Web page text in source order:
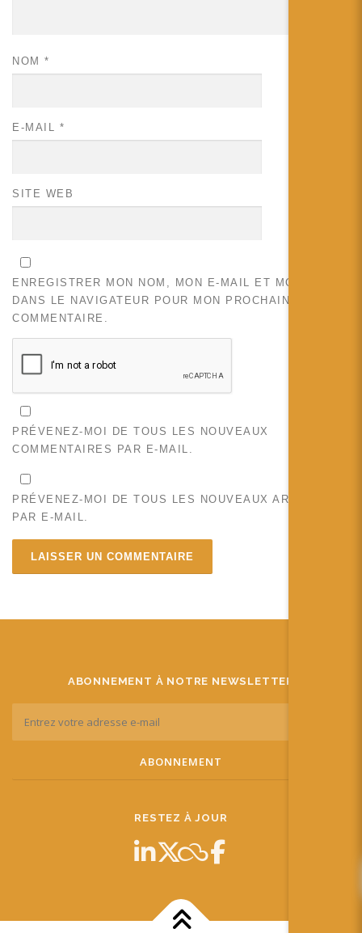
NOM *
E-MAIL *
SITE WEB
ENREGISTRER MON NOM, MON E-MAIL ET MON SITE
DANS LE NAVIGATEUR POUR MON PROCHAIN
COMMENTAIRE.
PRÉVENEZ-MOI DE TOUS LES NOUVEAUX
COMMENTAIRES PAR E-MAIL.
PRÉVENEZ-MOI DE TOUS LES NOUVEAUX ARTICLES
PAR E-MAIL.
ABONNEMENT À NOTRE NEWSLETTER
RESTEZ À JOUR